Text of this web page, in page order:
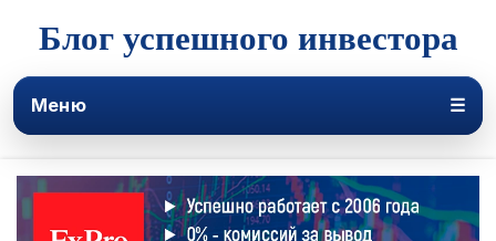
Блог успешного инвестора
Меню ☰